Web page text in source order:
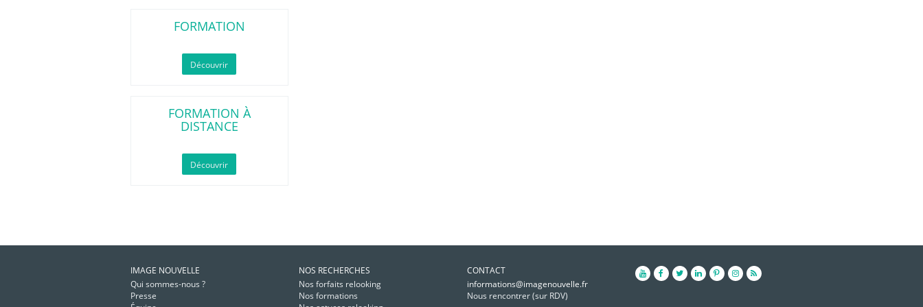
FORMATION
Découvrir
FORMATION À
DISTANCE
Découvrir
IMAGE NOUVELLE
Qui sommes-nous ?
Presse
NOS RECHERCHES
Nos forfaits relooking
Nos formations
CONTACT
informations@imagenouvelle.fr
Nous rencontrer (sur RDV)